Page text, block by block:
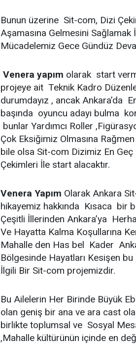
Bunun üzerine Sit-com, Dizi
Aşamasına Gelmesini Sağlamak
Mücadelemiz Gece Gündüz
Venera yapım olarak start
projeye ait Teknik Kadro
durumdayız , ancak Ankara’da
başında oyuncu adayı bulma
bunlar Yardımcı Roller
Çok Eksiğimiz Olmasına
bile olsa Sit-com Dizimiz En
Çekimleri İle start alacaktır.
Venera Yapım Olarak Ankara
hikayemiz hakkında Kısaca bir
Çeşitli İllerinden Ankara’ya
Ve Hayatta Kalma Koşullarına
Mahalle den Has bel Kader
Bölgesinde Hayatları Kesişen
İlgili Bir Sit-com projemizdir.
Bu Ailelerin Her Birinde Büyük
olan geniş bir ana ve ara cast
birlikte toplumsal ve Sosyal
,Mahalle kültürünün içinde en